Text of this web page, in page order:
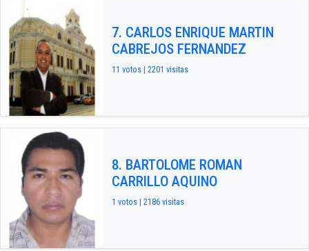
7. CARLOS ENRIQUE MARTIN
CABREJOS FERNANDEZ
11 votos | 2201 visitas
8. BARTOLOME ROMAN
CARRILLO AQUINO
1 votos | 2186 visitas